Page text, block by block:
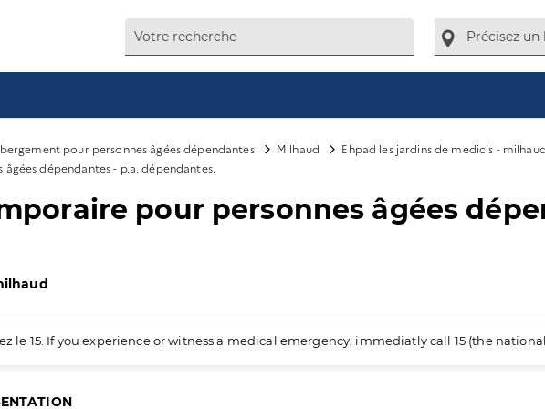
pour personnes âgées dépendantes Milhaud
Ehpad les jardins de medicis - milhaud
dépendantes - p.a. dépendantes.
pour personnes âgées
le 15. If you experience or witness a medical emergency, immediatly call 15 (the